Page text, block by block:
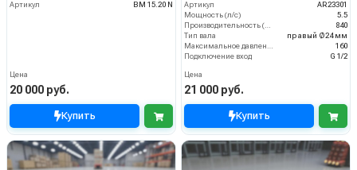
Артикул BM 15.20 N
Цена
20 000 руб.
Купить
Артикул
AR23301
Мощность (л/с)
5.5
Производительность (л/ч)
840
Тип вала
правый Ø24 мм
Максимальное давление воды (бар)
160
Подключение вход
G 1/2
Цена
21 000 руб.
Купить